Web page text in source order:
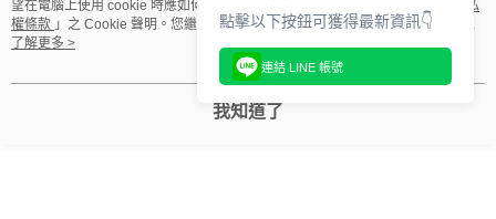
望在電腦上使用 cookie 時應如何變更電腦的 cookie 設定，請參閱本網站「
隱私
權條款 」之 Cookie 聲明。您繼續使用本網站即表示您同意本公司得按本網站使
用條款之 Cookie 聲明使用 cookie。
了解更多 >
我知道了
點擊以下按鈕可獲得最新資訊👇
連結 LINE 帳號